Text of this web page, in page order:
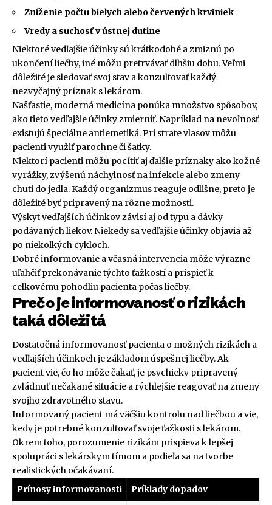
Zníženie počtu bielych alebo červených krviniek
Vredy a suchosť v ústnej dutine
Niektoré vedľajšie účinky sú krátkodobé a zmiznú po
ukončení liečby, iné môžu pretrvávať dlhšiu dobu. Veľmi
dôležité je sledovať svoj stav a konzultovať každý
nezvyčajný príznak s lekárom.
Našťastie, moderná medicína ponúka množstvo spôsobov,
ako tieto vedľajšie účinky zmierniť. Napríklad na nevoľnosť
existujú špeciálne antiemetiká. Pri strate vlasov môžu
pacienti využiť parochne či šatky.
Niektorí pacienti môžu pocítiť aj ďalšie príznaky ako kožné
vyrážky, zvýšenú náchylnosť na infekcie alebo zmeny
chuti do jedla. Každý organizmus reaguje odlišne, preto je
dôležité byť pripravený na rôzne možnosti.
Výskyt vedľajších účinkov závisí aj od typu a dávky
podávaných liekov. Niekedy sa vedľajšie účinky objavia až
po niekoľkých cykloch.
Dobré informovanie a včasná intervencia môže výrazne
uľahčiť prekonávanie týchto ťažkostí a prispieť k
celkovému pohodliu pacienta počas liečby.
Prečo je informovanosť o rizikách
taká dôležitá
Dostatočná informovanosť pacienta o možných rizikách a
vedľajších účinkoch je základom úspešnej liečby. Ak
pacient vie, čo ho môže čakať, je psychicky pripravený
zvládnuť nečakané situácie a rýchlejšie reagovať na zmeny
svojho zdravotného stavu.
Informovaný pacient má väčšiu kontrolu nad liečbou a vie,
kedy je potrebné konzultovať svoje ťažkosti s lekárom.
Okrem toho, porozumenie rizikám prispieva k lepšej
spolupráci s lekárskym tímom a podieľa sa na tvorbe
realistických očakávaní.
Prínosy informovanosti
Príklady dopadov